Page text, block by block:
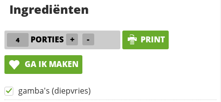
Ingrediënten
PORTIES + - PRINT
GA IK MAKEN
gamba's (diepvries)